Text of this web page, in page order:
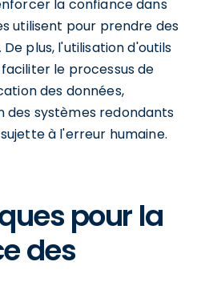
la confiance dans
utilisent pour prendre des
plus, l'utilisation d'outils
le processus de
des données,
des systèmes redondants
à l'erreur humaine.
pour la
des